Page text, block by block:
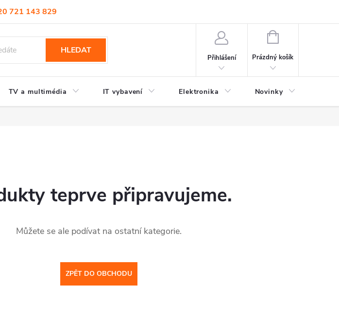
721 143 829
HLEDAT
Přihlášení
NÁKUPNÍ
Prázdný košík
TV a multimédia IT vybavení Elektronika Novinky
teprve připravujeme.
Můžete se ale podívat na ostatní kategorie.
ZPĚT DO OBCHODU